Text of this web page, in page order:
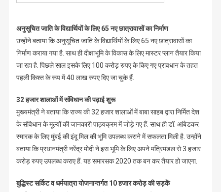
अनुसूचित जाति के विद्यार्थियों के लिए 65 नए छात्रावासों का निर्माण
उन्होंने बताया कि अनुसूचित जाति के विद्यार्थियों के लिए 65 नए छात्रावासों का
निर्माण कराया गया है. साथ ही दीक्षाभूमि के विकास के लिए मास्टर प्लान तैयार किया
जा रहा है. पिछले साल इसके लिए 100 करोड़ रुपए के किए गए प्रावधान के तहत
पहली किश्त के रूप में 40 लाख रुपए दिए जा चुके हैं.
32 हजार शालाओं में संविधान की पढ़ाई शुरू
मुख्यमंत्री ने बताया कि राज्य की 32 हजार शालाओं में बाबा साहब द्वारा निर्मित देश
के संविधान के मूल्यों की जानकारी पाठ्यक्रम में जोड़े गए हैं. साथ ही डॉ. आंबेडकर
स्मारक के लिए मुंबई की इंदू मिल की भूमि उपलब्ध कराने में सफलता मिली है. उन्होंने
बताया कि प्रधानमंत्री नरेंद्र मोदी ने इस भूमि के लिए अपने मंत्रिमंडल से 3 हजार
करोड़ रुपए उपलब्ध कराए हैं. यह समारसक 2020 तक बन कर तैयार हो जाएगा.
बुद्धिस्ट सर्किट व धर्मयात्रा योजनान्तर्गत 10 हजार करोड़ की सड़कें